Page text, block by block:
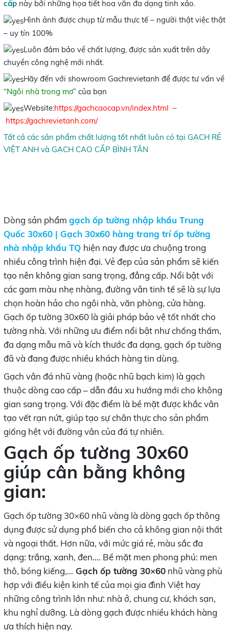
cấp này bởi những họa tiết hoa văn đa dạng tinh xảo.
Hình ảnh được chụp từ mẫu thực tế – người thật việc thật
– uy tín 100%
Luôn đảm bảo về chất lượng, được sản xuất trên dây
chuyền công nghệ mới nhất.
Hãy đến với showroom Gachrevietanh để được tư vấn về
“Ngôi nhà trong mơ” của bạn
Website:https://gachcaocap.vn/index.html –
https://gachrevietanh.com/
Tất cả các sản phẩm chất lượng tốt nhất luôn có tại GẠCH RẺ
VIỆT ANH và GẠCH CAO CẤP BÌNH TÂN
Dòng sản phẩm gạch ốp tường nhập khẩu Trung
Quốc 30x60 | Gạch 30x60 hàng trang trí ốp tường
nhà nhập khẩu TQ hiện nay được ưa chuộng trong
nhiều công trình hiện đại. Vẻ đẹp của sản phẩm sẽ kiến
tạo nên không gian sang trọng, đẳng cấp. Nổi bật với
các gam màu nhẹ nhàng, đường vân tinh tế sẽ là sự lựa
chọn hoàn hảo cho ngôi nhà, văn phòng, cửa hàng.
Gạch ốp tường 30x60 là giải pháp bảo vệ tốt nhất cho
tường nhà. Với những ưu điểm nổi bật như chống thấm,
đa dạng mẫu mã và kích thước đa dạng, gạch ốp tường
đã và đang được nhiều khách hàng tin dùng.
Gạch vân đá nhũ vàng (hoặc nhũ bạch kim) là gạch
thuộc dòng cao cấp – dẫn đầu xu hướng mới cho không
gian sang trọng. Với đặc điểm là bề mặt được khắc vân
tạo vết rạn nứt, giúp tạo sự chân thực cho sản phẩm
giống hệt với đường vân của đá tự nhiên.
Gạch ốp tường 30x60
giúp cân bằng không
gian:
Gạch ốp tường 30×60 nhũ vàng là dòng gạch ốp thông
dụng được sử dụng phổ biến cho cả không gian nội thất
và ngoại thất. Hơn nữa, với mức giá rẻ, màu sắc đa
dạng: trắng, xanh, đen…. Bề mặt men phong phú: men
thô, bóng kiếng,… Gạch ốp tường 30×60nhũ vàng phù
hợp với điều kiện kinh tế của mọi gia đình Việt hay
những công trình lớn như: nhà ở, chung cư, khách sạn,
khu nghỉ dưỡng. Là dòng gạch được nhiều khách hàng
ưa thích hiện nay.